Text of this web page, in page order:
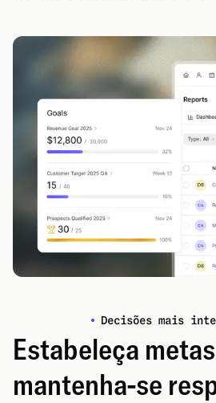
Decisões mais
Estabeleça
mantenha-se